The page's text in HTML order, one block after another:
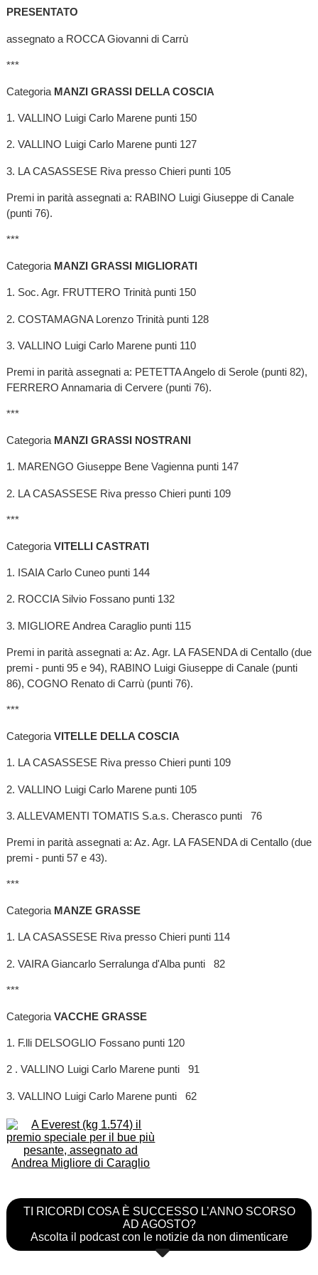
PRESENTATO
assegnato a ROCCA Giovanni di Carrù
***
Categoria MANZI GRASSI DELLA COSCIA
1. VALLINO Luigi Carlo Marene punti 150
2. VALLINO Luigi Carlo Marene punti 127
3. LA CASASSESE Riva presso Chieri punti 105
Premi in parità assegnati a: RABINO Luigi Giuseppe di Canale
(punti 76).
***
Categoria MANZI GRASSI MIGLIORATI
1. Soc. Agr. FRUTTERO Trinità punti 150
2. COSTAMAGNA Lorenzo Trinità punti 128
3. VALLINO Luigi Carlo Marene punti 110
Premi in parità assegnati a: PETETTA Angelo di Serole (punti 82),
FERRERO Annamaria di Cervere (punti 76).
***
Categoria MANZI GRASSI NOSTRANI
1. MARENGO Giuseppe Bene Vagienna punti 147
2. LA CASASSESE Riva presso Chieri punti 109
***
Categoria VITELLI CASTRATI
1. ISAIA Carlo Cuneo punti 144
2. ROCCIA Silvio Fossano punti 132
3. MIGLIORE Andrea Caraglio punti 115
Premi in parità assegnati a: Az. Agr. LA FASENDA di Centallo (due
premi - punti 95 e 94), RABINO Luigi Giuseppe di Canale (punti
86), COGNO Renato di Carrù (punti 76).
***
Categoria VITELLE DELLA COSCIA
1. LA CASASSESE Riva presso Chieri punti 109
2. VALLINO Luigi Carlo Marene punti 105
3. ALLEVAMENTI TOMATIS S.a.s. Cherasco punti 76
Premi in parità assegnati a: Az. Agr. LA FASENDA di Centallo (due
premi - punti 57 e 43).
***
Categoria MANZE GRASSE
1. LA CASASSESE Riva presso Chieri punti 114
2. VAIRA Giancarlo Serralunga d'Alba punti 82
***
Categoria VACCHE GRASSE
1. F.lli DELSOGLIO Fossano punti 120
2 . VALLINO Luigi Carlo Marene punti 91
3. VALLINO Luigi Carlo Marene punti 62
TI RICORDI COSA È SUCCESSO L’ANNO SCORSO
AD AGOSTO?
Ascolta il podcast con le notizie da non dimenticare